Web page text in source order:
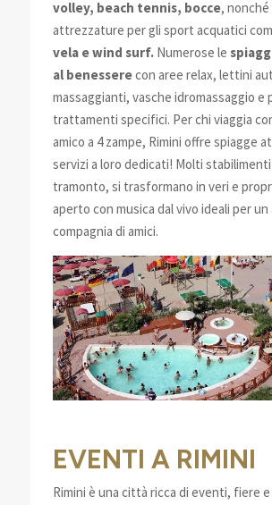
volley, beach tennis, bocce,
attrezzature per gli sport acquatici
vela e wind surf.Numerose le
al benesserecon aree relax, lettini
massaggianti, vasche idromassaggio e
trattamenti specifici. Per chi viaggia
amico a 4 zampe, Rimini offre spiagge
servizi a loro dedicati! Molti
tramonto, si trasformano in veri e
aperto con musica dal vivo ideali per
compagnia di amici.
EVENTI A RIMINI
Rimini è una città ricca di eventi, fiere